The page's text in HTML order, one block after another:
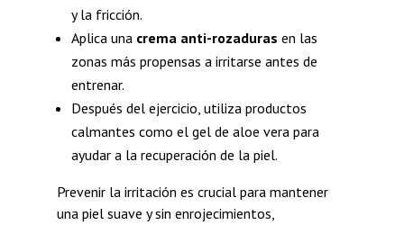
y la fricción.
Aplica una crema anti-rozaduras en las
zonas más propensas a irritarse antes de
entrenar.
Después del ejercicio, utiliza productos
calmantes como el gel de aloe vera para
ayudar a la recuperación de la piel.
Prevenir la irritación es crucial para mantener
una piel suave y sin enrojecimientos,